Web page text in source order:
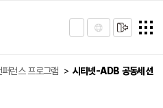
퍼런스 프로그램 시티넷-ADB 공동세션